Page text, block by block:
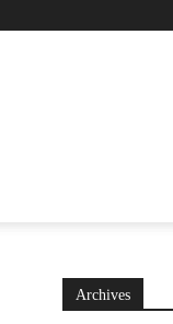
Archives